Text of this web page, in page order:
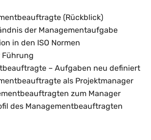
(Rückblick)
der Managementaufgabe
in den ISO Normen
– Aufgaben neu definiert
als Projektmanager
zum Manager
des Managementbeauftragten